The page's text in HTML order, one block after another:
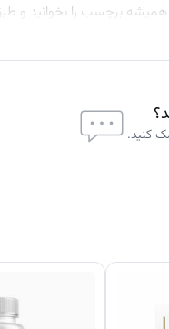
ساعت ۲ قرص مصرف کنند. بیش از ۸ قرص در ۲۴ ساعت مصرف نشود. همیشه
کنید.